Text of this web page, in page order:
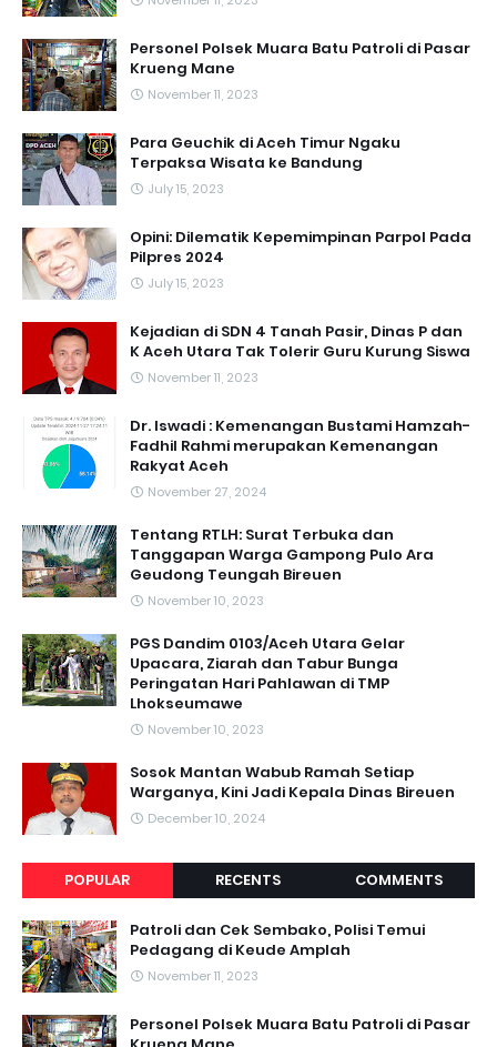
Personel Polsek Muara Batu Patroli di Pasar
Krueng Mane
November 11, 2023
Para Geuchik di Aceh Timur Ngaku
Terpaksa Wisata ke Bandung
July 15, 2023
Opini: Dilematik Kepemimpinan Parpol Pada
Pilpres 2024
July 15, 2023
Kejadian di SDN 4 Tanah Pasir, Dinas P dan
K Aceh Utara Tak Tolerir Guru Kurung Siswa
November 11, 2023
Dr. Iswadi : Kemenangan Bustami Hamzah-
Fadhil Rahmi merupakan Kemenangan
Rakyat Aceh
November 27, 2024
Tentang RTLH: Surat Terbuka dan
Tanggapan Warga Gampong Pulo Ara
Geudong Teungah Bireuen
November 10, 2023
PGS Dandim 0103/Aceh Utara Gelar
Upacara, Ziarah dan Tabur Bunga
Peringatan Hari Pahlawan di TMP
Lhokseumawe
November 10, 2023
Sosok Mantan Wabub Ramah Setiap
Warganya, Kini Jadi Kepala Dinas Bireuen
December 10, 2024
POPULAR RECENTS COMMENTS
Patroli dan Cek Sembako, Polisi Temui
Pedagang di Keude Amplah
November 11, 2023
Personel Polsek Muara Batu Patroli di Pasar